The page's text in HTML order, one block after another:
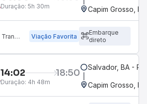
Duração: 5h 30m Capim Grosso, BA
Viação Rota Transportes Viação Favorita
Embarque
direto
14:02 18:50
Duração: 4h 48m
Salvador, BA -
Capim Grosso, BA